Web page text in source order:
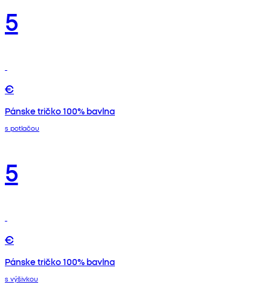
5
€
Pánske tričko 100% bavlna
s potlačou
5
€
Pánske tričko 100% bavlna
s výšivkou